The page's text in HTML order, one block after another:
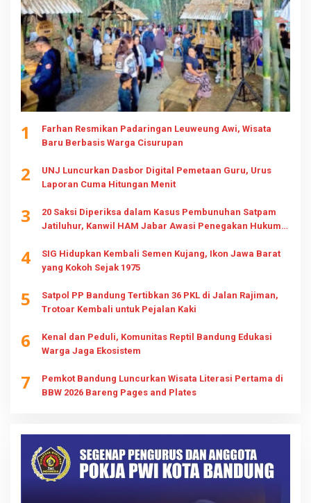
1
Farhan Resmikan Padaringan Leuweung Awi, Wisata
Baru Berbasis Warga Cisurupan
2
UNJ Luncurkan Dasbor Digital Pemetaan Guru, Urus
Laporan Cuma Hitungan Menit
3
20 Saksi Diperiksa dalam Kasus Pembunuhan Satpam
Jatiluhur, Kanwil HAM Jabar Awasi Penegakan Hukum
4
SIG Hidupkan Kembali Semen Kujang, Ikon Jawa Barat
yang Kokoh Sejak 1975
5
Satpol PP Bandung Tertibkan 36 PKL di Jalan Rajiman,
Trotoar Kembali untuk Pejalan Kaki
6
Kenal dan Peduli, Komunitas Reptil Bandung Edukasi
Warga Jaga Ekosistem
7
Pemkot Bandung Luncurkan Wisata Literasi Pertama di
BBW 2026 Bareng Pages and Plates